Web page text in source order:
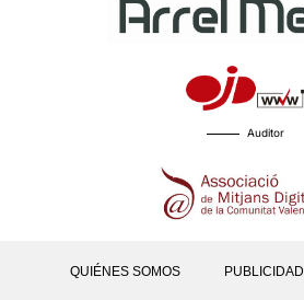
Auditor
QUIÉNES SOMOS PUBLICIDAD